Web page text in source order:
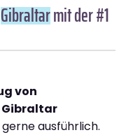
Gibraltarmit der #1
von
Gibraltar
ausführlich.